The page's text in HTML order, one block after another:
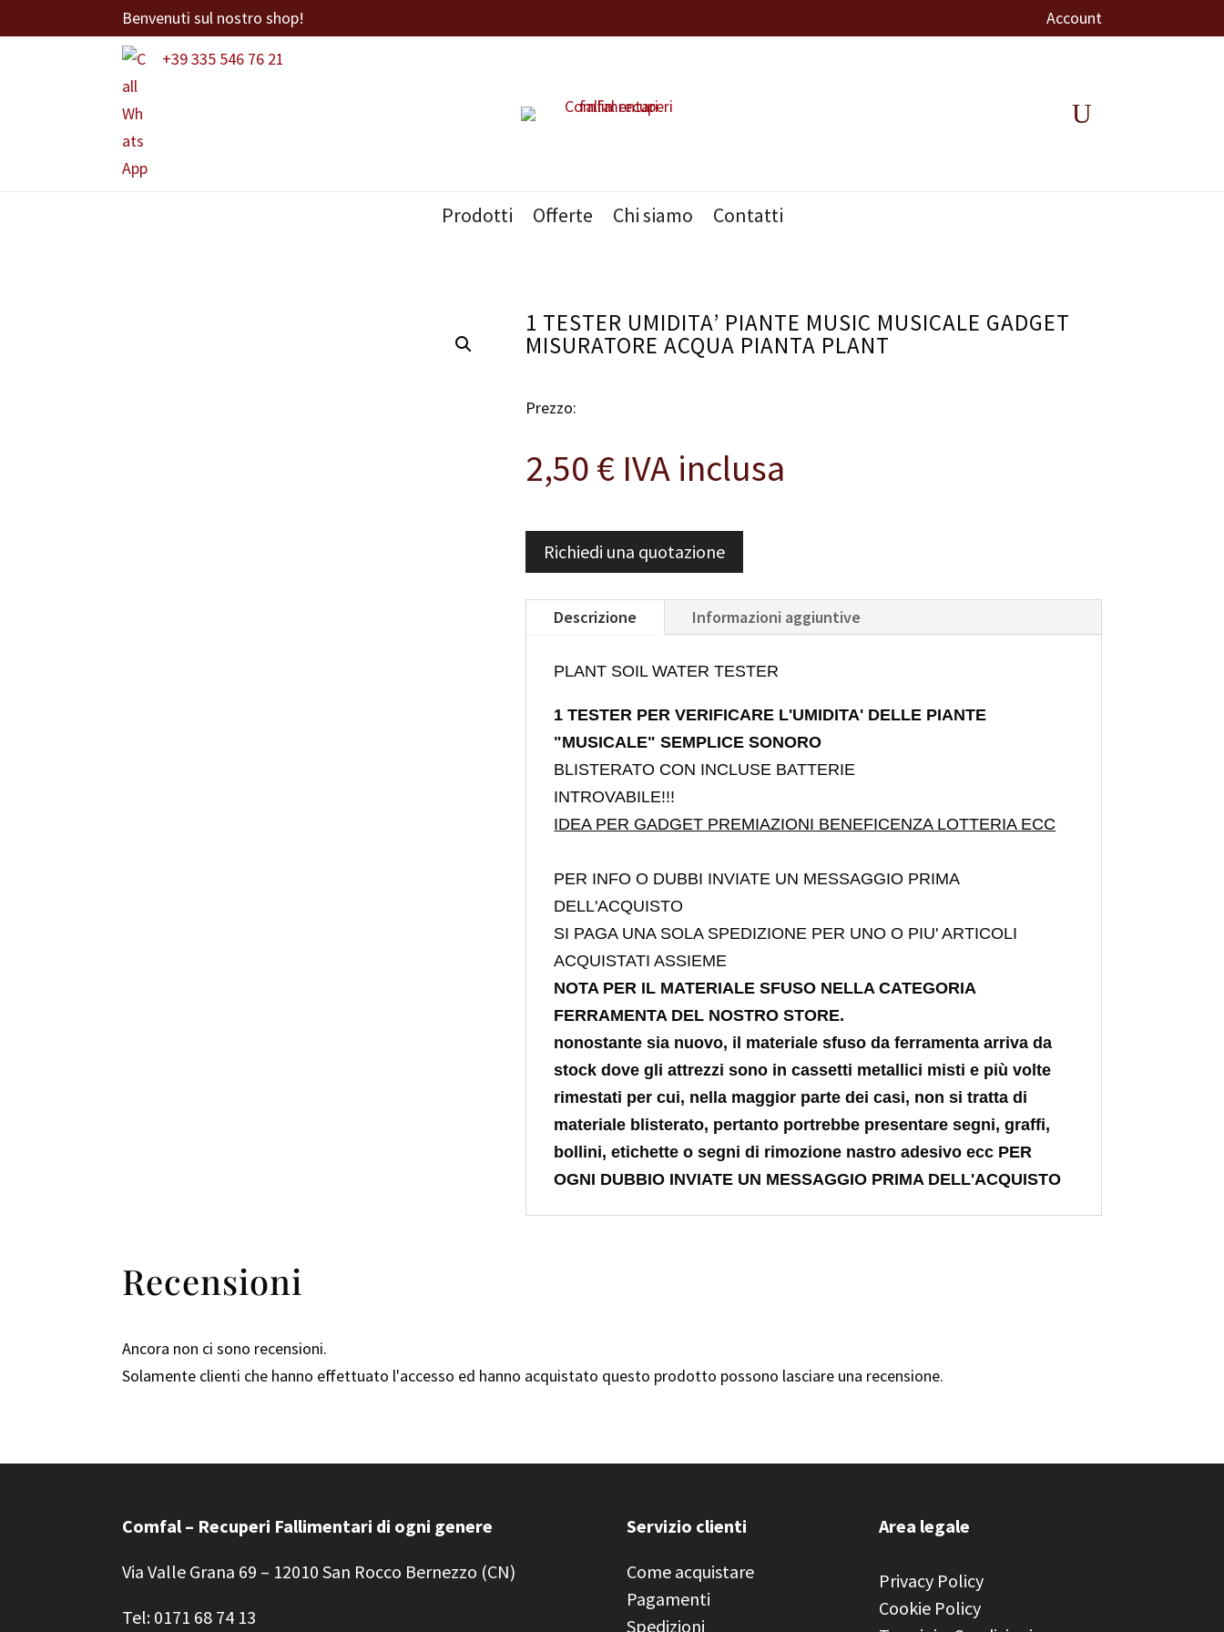
Benvenuti sul nostro shop!
Account
+39 335 546 76 21
Prodotti Offerte Chi siamo Contatti
1 TESTER UMIDITA’ PIANTE MUSIC MUSICALE GADGET
MISURATORE ACQUA PIANTA PLANT
Prezzo:
2,50 € IVA inclusa
Richiedi una quotazione
Descrizione Informazioni aggiuntive
PLANT SOIL WATER TESTER
1 TESTER PER VERIFICARE L'UMIDITA' DELLE PIANTE
"MUSICALE" SEMPLICE SONORO
BLISTERATO CON INCLUSE BATTERIE
INTROVABILE!!!
IDEA PER GADGET PREMIAZIONI BENEFICENZA LOTTERIA ECC
PER INFO O DUBBI INVIATE UN MESSAGGIO PRIMA
DELL'ACQUISTO
SI PAGA UNA SOLA SPEDIZIONE PER UNO O PIU' ARTICOLI
ACQUISTATI ASSIEME
NOTA PER IL MATERIALE SFUSO NELLA CATEGORIA
FERRAMENTA DEL NOSTRO STORE.
nonostante sia nuovo, il materiale sfuso da ferramenta arriva da
stock dove gli attrezzi sono in cassetti metallici misti e più volte
rimestati per cui, nella maggior parte dei casi, non si tratta di
materiale blisterato, pertanto portrebbe presentare segni, graffi,
bollini, etichette osegni di rimozione nastro adesivo ecc PER
OGNI DUBBIO INVIATE UN MESSAGGIO PRIMA DELL'ACQUISTO
Recensioni
Ancora non ci sono recensioni.
Solamente clienti che hanno effettuato l'accesso ed hanno acquistato questo prodotto possono lasciare una recensione.
Comfal – Recuperi Fallimentari di ogni genere
Via Valle Grana 69 – 12010 San Rocco Bernezzo (CN)
Tel: 0171 68 74 13
Servizio clienti
Come acquistare
Pagamenti
Spedizioni
Area legale
Privacy Policy
Cookie Policy